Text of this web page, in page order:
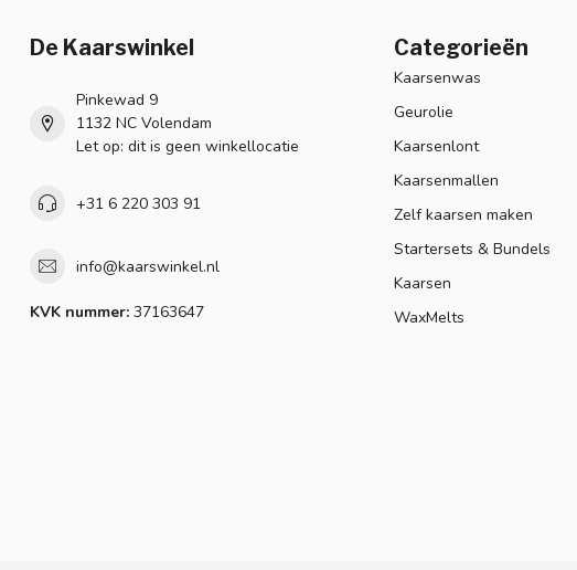
De Kaarswinkel
Pinkewad 9
1132 NC Volendam
Let op: dit is geen winkellocatie
+31 6 220 303 91
info@kaarswinkel.nl
KVK nummer: 37163647
Categorieën
Kaarsenwas
Geurolie
Kaarsenlont
Kaarsenmallen
Zelf kaarsen maken
Startersets & Bundels
Kaarsen
WaxMelts